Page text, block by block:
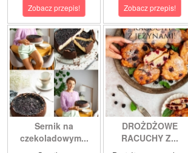
Zobacz przepis! Zobacz przepis!
Sernik na
czekoladowym...
DROŻDŻOWE
RACUCHY Z...